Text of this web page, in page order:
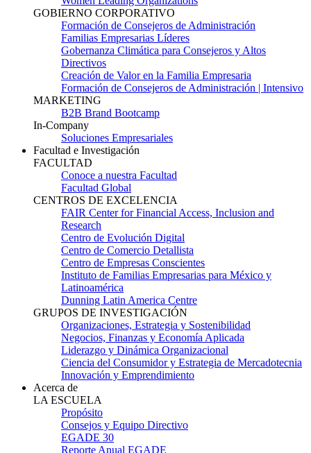
GOBIERNO CORPORATIVO
Formación de Consejeros de Administración
Familias Empresarias Líderes
Gobernanza Climática para Consejeros y Altos
Directivos
Creación de Valor en la Familia Empresaria
Formación de Consejeros de Administración | Intensivo
MARKETING
B2B Brand Bootcamp
In-Company
Soluciones Empresariales
Facultad e Investigación
FACULTAD
Conoce a nuestra Facultad
Facultad Global
CENTROS DE EXCELENCIA
FAIR Center for Financial Access, Inclusion and
Research
Centro de Evolución Digital
Centro de Comercio Detallista
Centro de Empresas Conscientes
Instituto de Familias Empresarias para México y
Latinoamérica
Dunning Latin America Centre
GRUPOS DE INVESTIGACIÓN
Organizaciones, Estrategia y Sostenibilidad
Negocios, Finanzas y Economía Aplicada
Liderazgo y Dinámica Organizacional
Ciencia del Consumidor y Estrategia de Mercadotecnia
Innovación y Emprendimiento
Acerca de
LA ESCUELA
Propósito
Consejos y Equipo Directivo
EGADE 30
Reporte Anual EGADE